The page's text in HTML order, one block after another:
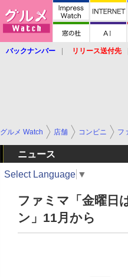
バックナンバー リリース送付先
グルメ Watch 店舗 コンビニ フ
ニュース
Select Language ▼
ファミマ「金曜日
ン」11月から